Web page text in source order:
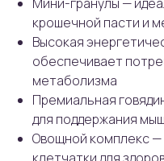
крошечной пасти и
Высокая
обеспечивает
метаболизма
Премиальная
для поддержания
Овощной комплекс —